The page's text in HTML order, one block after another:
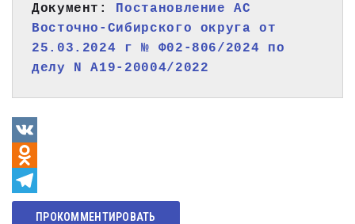
Документ: Постановление АС
Восточно-Сибирского округа от
25.03.2024 г № Ф02-806/2024 по
делу N А19-20004/2022
VK
Odnoklassniki
Telegram
ПРОКОММЕНТИРОВАТЬ